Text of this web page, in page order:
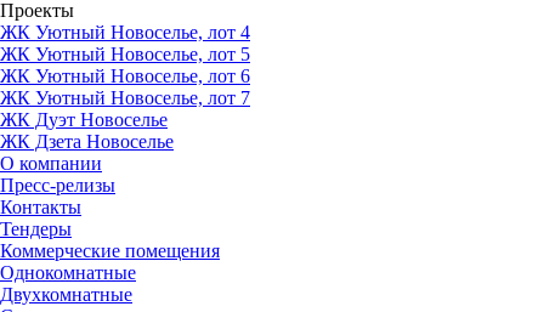
Проекты
ЖК Уютный Новоселье, лот 4
ЖК Уютный Новоселье, лот 5
ЖК Уютный Новоселье, лот 6
ЖК Уютный Новоселье, лот 7
ЖК Дуэт Новоселье
ЖК Дзета Новоселье
О компании
Пресс-релизы
Контакты
Тендеры
Коммерческие помещения
Однокомнатные
Двухкомнатные